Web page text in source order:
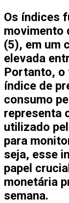
Os índices
movimento
(5), em um
elevada
Portanto, o
índice de
consumo
representa
utilizado
para
seja, esse
papel
monetária
semana.